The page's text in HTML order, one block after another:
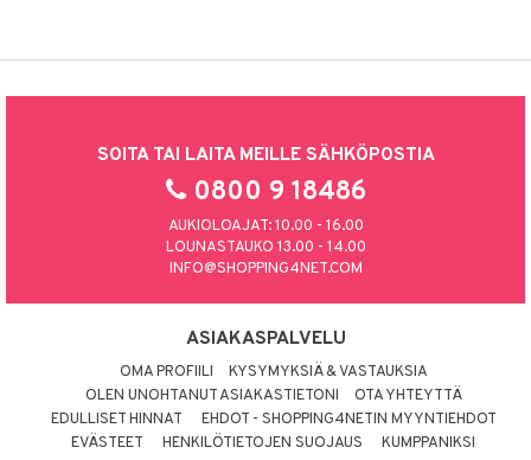
SOITA TAI LAITA MEILLE SÄHKÖPOSTIA
0800 9 18486
AUKIOLOAJAT: 10.00 - 16.00
LOUNASTAUKO 13.00 - 14.00
INFO@SHOPPING4NET.COM
ASIAKASPALVELU
OMA PROFIILI
KYSYMYKSIÄ & VASTAUKSIA
OLEN UNOHTANUT ASIAKASTIETONI
OTA YHTEYTTÄ
EDULLISET HINNAT
EHDOT - SHOPPING4NETIN MYYNTIEHDOT
EVÄSTEET
HENKILÖTIETOJEN SUOJAUS
KUMPPANIKSI